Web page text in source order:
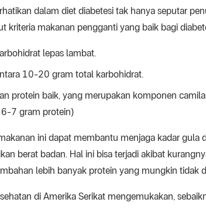
dalam diet diabetesi tak hanya seputar
kriteria makanan pengganti yang baik bagi
lepas lambat.
10-20 gram total karbohidrat.
protein baik, yang merupakan komponen
7 gram protein)
ini dapat membantu menjaga kadar
berat badan. Hal ini bisa terjadi akibat
lebih banyak protein yang mungkin tidak
di Amerika Serikat mengemukakan,